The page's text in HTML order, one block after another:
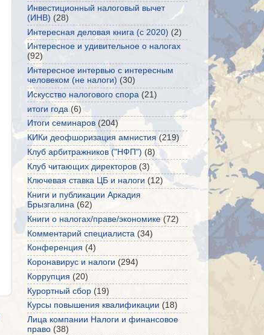
Инвестиционный налоговый вычет
(ИНВ) (28)
Интересная деловая книга (с 2020) (2)
Интересное и удивительное о налогах
(92)
Интересное интервью с интересным
человеком (не налоги) (30)
Искусство налогового спора (21)
итоги года (6)
Итоги семинаров (204)
КИКи деофшоризация амнистия (219)
Клуб арбитражников ("НФП") (8)
Клуб читающих директоров (3)
Ключевая ставка ЦБ и налоги (12)
Книги и публикации Аркадия
Брызгалина (62)
Книги о налогах/праве/экономике (72)
Комментарий специалиста (34)
Конференция (4)
Коронавирус и налоги (294)
Коррупция (20)
Курортный сбор (19)
Курсы повышения квалификации (18)
Лица компании Налоги и финансовое
право (38)